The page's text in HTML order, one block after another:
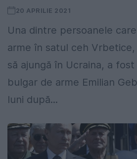
20 APRILIE 2021
Una dintre persoanele
arme în satul ceh
să ajungă în Ucraina, a
bulgar de arme Emilian
luni după...